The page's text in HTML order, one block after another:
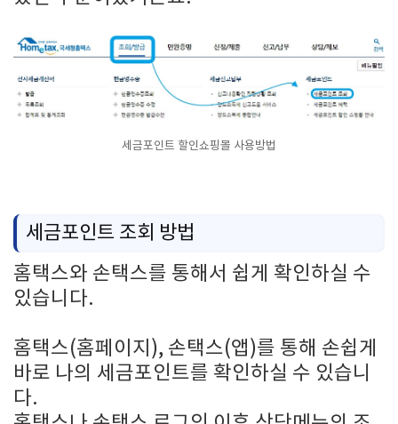
세금포인트 할인쇼핑몰 사용방법
세금포인트 조회 방법
홈택스와 손택스를 통해서 쉽게 확인하실 수
있습니다.
홈택스(홈페이지), 손택스(앱)를 통해 손쉽게
바로 나의 세금포인트를 확인하실 수 있습니
다.